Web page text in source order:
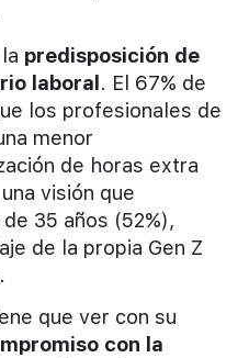
predisposición de
laboral . El 67% de
los profesionales de
menor
de horas extra
visión que
35 años (52%),
de la propia Gen Z
que ver con su
con la